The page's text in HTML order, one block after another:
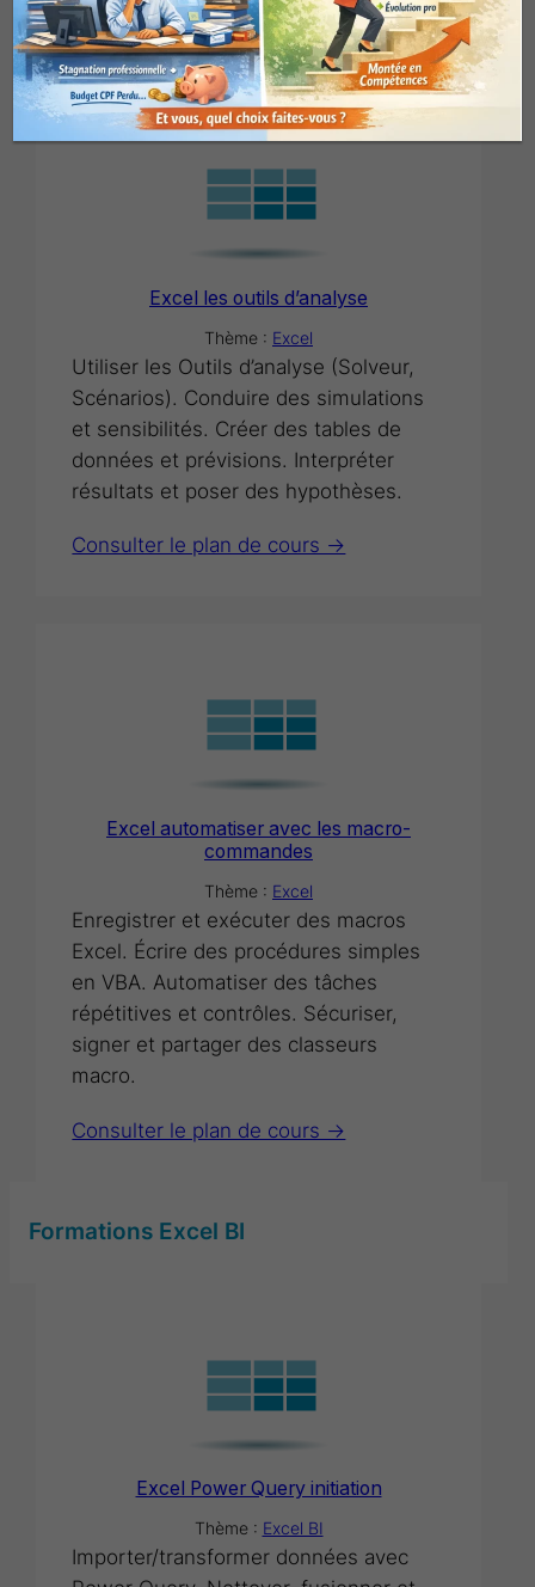
Consulter le plan de cours ->
Excel les outils d’analyse
Thème : Excel
Utiliser les Outils d’analyse (Solveur,
Scénarios). Conduire des simulations
et sensibilités. Créer des tables de
données et prévisions. Interpréter
résultats et poser des hypothèses.
Consulter le plan de cours ->
Excel automatiser avec les macro-
commandes
Thème : Excel
Enregistrer et exécuter des macros
Excel. Écrire des procédures simples
en VBA. Automatiser des tâches
répétitives et contrôles. Sécuriser,
signer et partager des classeurs
macro.
Consulter le plan de cours ->
Formations Excel BI
Excel Power Query initiation
Thème : Excel BI
Importer/transformer données avec